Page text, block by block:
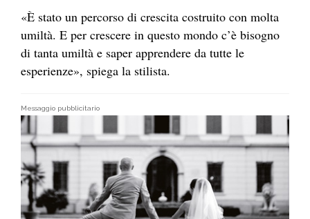
«È stato un percorso di crescita costruito con molta
umiltà. E per crescere in questo mondo c’è bisogno
di tanta umiltà e saper apprendere da tutte le
esperienze», spiega la stilista.
Messaggio pubblicitario